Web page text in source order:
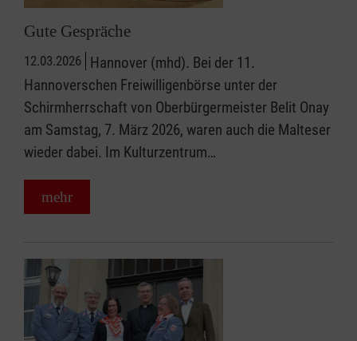
Gute Gespräche
12.03.2026 Hannover (mhd). Bei der 11.
Hannoverschen Freiwilligenbörse unter der
Schirmherrschaft von Oberbürgermeister Belit Onay
am Samstag, 7. März 2026, waren auch die Malteser
wieder dabei. Im Kulturzentrum…
mehr